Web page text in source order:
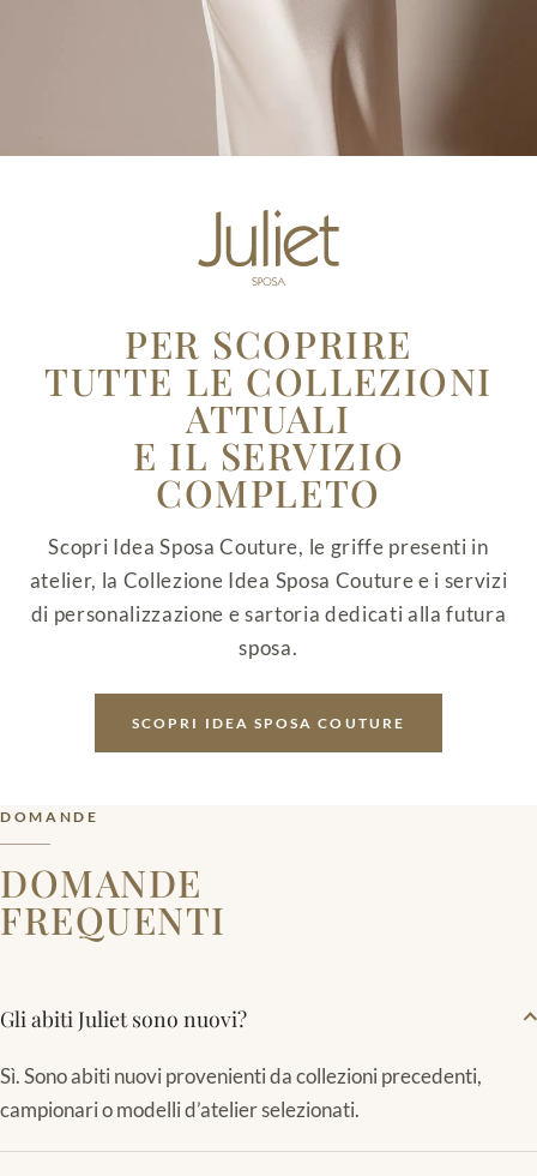
PER SCOPRIRE
TUTTE LE COLLEZIONI
ATTUALI
E IL SERVIZIO
COMPLETO
Scopri Idea Sposa Couture, le griffe presenti in
atelier, la Collezione Idea Sposa Couture e i servizi
di personalizzazione e sartoria dedicati alla futura
sposa.
SCOPRI IDEA SPOSA COUTURE
DOMANDE
DOMANDE
FREQUENTI
Gli abiti Juliet sono nuovi?
Sì. Sono abiti nuovi provenienti da collezioni precedenti,
campionari o modelli d’atelier selezionati.